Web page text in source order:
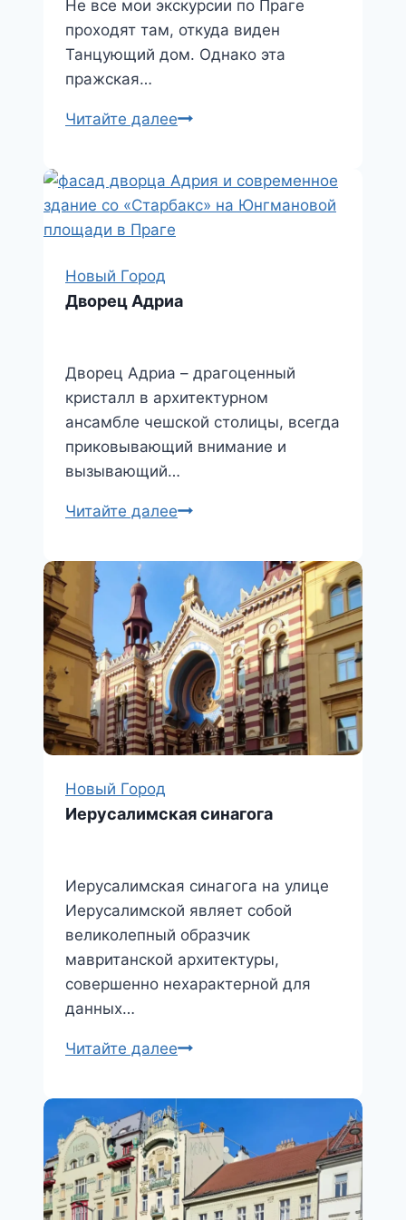
Не все мои экскурсии по Праге
проходят там, откуда виден
Танцующий дом. Однако эта
пражская…
Читайте далееТанцующий
Новый Город
Дворец Адриа
Дворец Адриа – драгоценный
кристалл в архитектурном
ансамбле чешской столицы, всегда
приковывающий внимание и
вызывающий…
Читайте далееДворец
Новый Город
Иерусалимская синагога
Иерусалимская синагога на улице
Иерусалимской являет собой
великолепный образчик
мавританской архитектуры,
совершенно нехарактерной для
данных…
Читайте далееИерусалимская